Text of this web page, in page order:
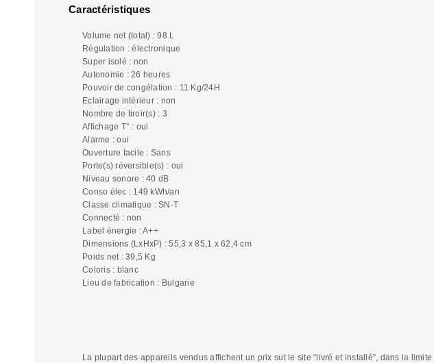
Caractéristiques
Volume net (total) : 98 L
Régulation : électronique
Super isolé : non
Autonomie : 26 heures
Pouvoir de congélation : 11 Kg/24H
Eclairage intérieur : non
Nombre de tiroir(s) : 3
Affichage T° : oui
Alarme : oui
Ouverture facile : Sans
Porte(s) réversible(s) : oui
Niveau sonore : 40 dB
Conso élec : 149 kWh/an
Classe climatique : SN-T
Connecté : non
Label énergie : A++
Dimensions (LxHxP) : 55,3 x 85,1 x 62,4 cm
Poids net : 39,5 Kg
Coloris : blanc
Lieu de fabrication : Bulgarie
La plupart des appareils vendus affichent un prix sut le site “livré et installé”, dans la